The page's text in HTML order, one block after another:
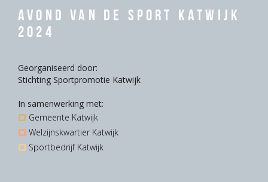
Avond van de Sport Katwijk
2024
Georganiseerd door:
Stichting Sportpromotie Katwijk
In samenwerking met:
Gemeente Katwijk
Welzijnskwartier Katwijk
Sportbedrijf Katwijk